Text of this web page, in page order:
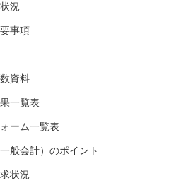
況
事項
資料
一覧表
ーム一覧表
般会計）のポイント
状況